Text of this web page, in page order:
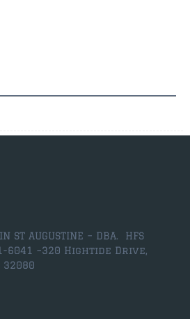
ST AUGUSTINE – DBA. HFS
6041 –320 Hightide Drive,
32080